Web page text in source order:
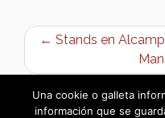
← Stands en
Una cookie o galleta
información que se